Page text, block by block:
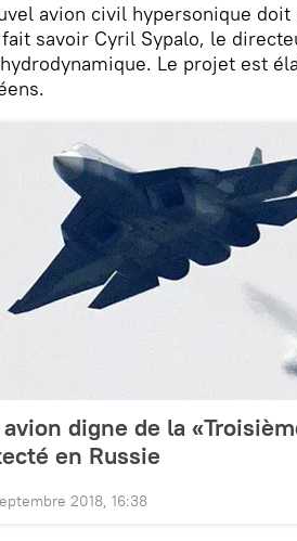
avion civil hypersonique doit
fait savoir Cyril Sypalo, le
Le projet est
digne de la
en Russie
2018, 16:38